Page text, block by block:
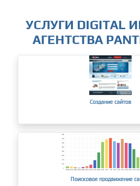
УСЛУГИ DIGITAL
АГЕНТСТВА
Создание сайтов
Поисковое продвижение